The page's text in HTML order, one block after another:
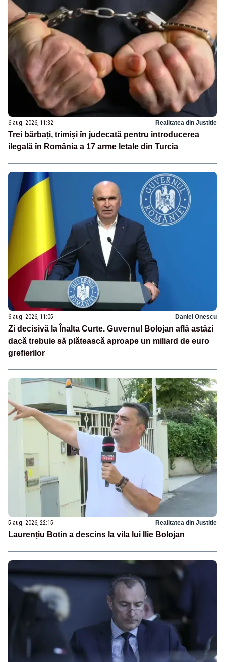
6 aug. 2026, 11:32 Realitatea din Justitie
Trei bărbați, trimiși în judecată pentru introducerea
ilegală în România a 17 arme letale din Turcia
6 aug. 2026, 11:05 Daniel Onescu
Zi decisivă la Înalta Curte. Guvernul Bolojan află astăzi
dacă trebuie să plătească aproape un miliard de euro
grefierilor
5 aug. 2026, 22:15 Realitatea din Justitie
Laurențiu Botin a descins la vila lui Ilie Bolojan